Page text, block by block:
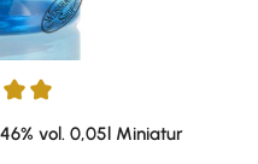
5 von 5 Sternen
vol. 0,05l Miniatur